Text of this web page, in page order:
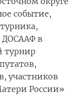
событие,
ДОСААФ в
турнир
участников
России»